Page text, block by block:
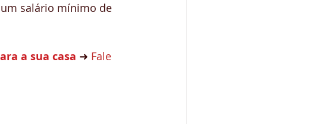
salário mínimo de
a sua casa ➜ Fale